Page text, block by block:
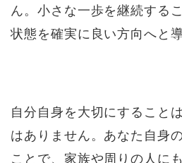
ん。小さな一歩を継続する
状態を確実に良い方向へと
自分自身を大切にすること
はありません。あなた自身
ことで、家族や周りの人に